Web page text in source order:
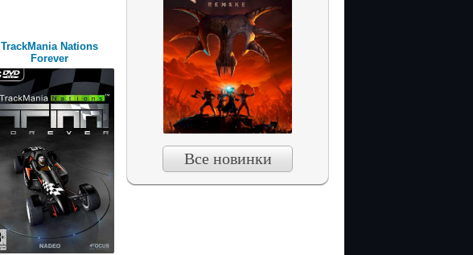
TrackMania Nations
Forever
Все новинки